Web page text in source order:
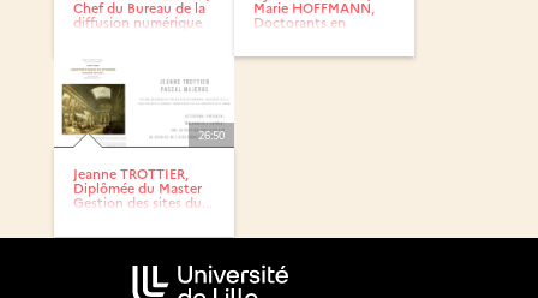
Chef du Bureau de la
diffusion numérique
Marie HOFFMANN,
Doctorants en
26:50
Jeanne TROTTIER,
Diplômée du Master
Gestion des sites du...